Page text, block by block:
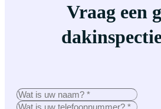
Vraag een